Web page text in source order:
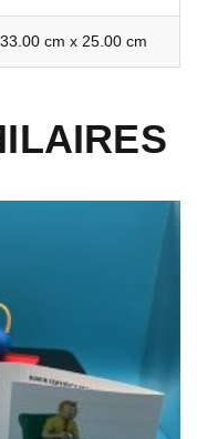
cm x 25.00 cm